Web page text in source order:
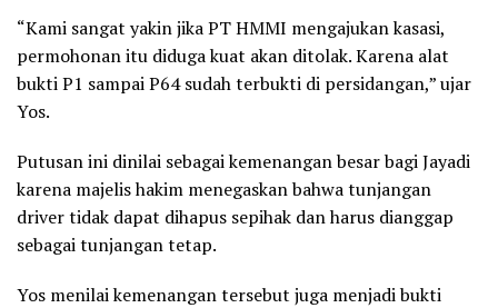
“Kami sangat yakin jika PT HMMI mengajukan kasasi,
permohonan itu diduga kuat akan ditolak. Karena alat
bukti P1 sampai P64 sudah terbukti di persidangan,” ujar
Yos.
Putusan ini dinilai sebagai kemenangan besar bagi Jayadi
karena majelis hakim menegaskan bahwa tunjangan
driver tidak dapat dihapus sepihak dan harus dianggap
sebagai tunjangan tetap.
Yos menilai kemenangan tersebut juga menjadi bukti